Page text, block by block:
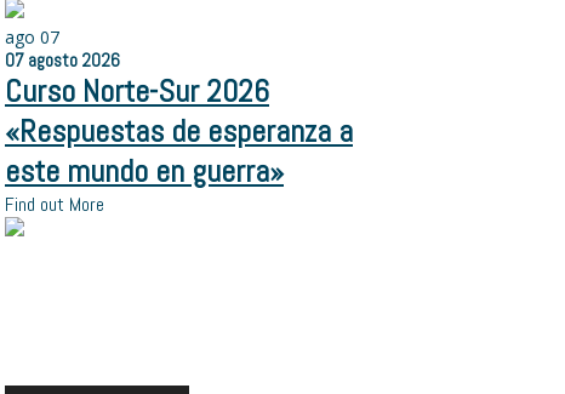
ago 07
07 agosto 2026
Curso Norte-Sur 2026
«Respuestas de esperanza a
este mundo en guerra»
Find out More